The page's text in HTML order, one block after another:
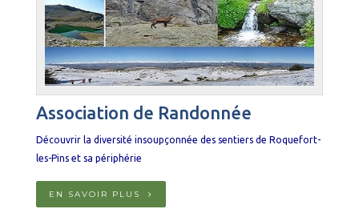
Association de Randonnée
Découvrir la diversité insoupçonnée des sentiers de Roquefort-
les-Pins et sa périphérie
EN SAVOIR PLUS